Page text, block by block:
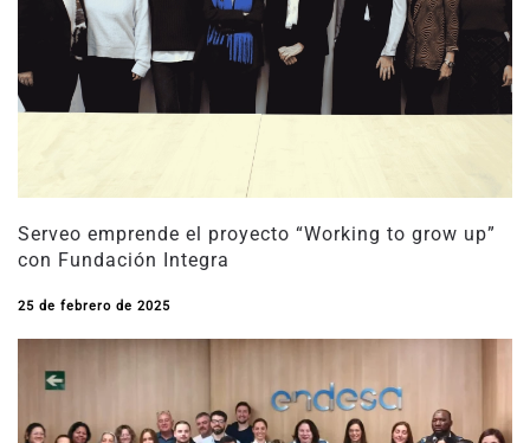
Serveo emprende el proyecto “Working to grow up”
con Fundación Integra
25 de febrero de 2025